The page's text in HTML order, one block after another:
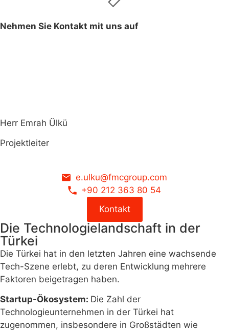
Nehmen Sie Kontakt mit uns auf
Herr Emrah Ülkü
Projektleiter
e.ulku@fmcgroup.com
+90 212 363 80 54
Kontakt
Die Technologielandschaft in der
Türkei
Die Türkei hat in den letzten Jahren eine wachsende
Tech-Szene erlebt, zu deren Entwicklung mehrere
Faktoren beigetragen haben.
Startup-Ökosystem: Die Zahl der
Technologieunternehmen in der Türkei hat
zugenommen, insbesondere in Großstädten wie